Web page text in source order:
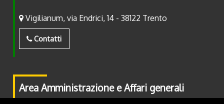
Vigilianum, via Endrici, 14 - 38122 Trento
Contatti
Area Amministrazione e Affari generali